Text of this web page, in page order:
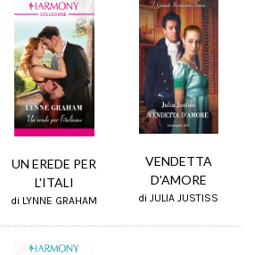
UN EREDE PER
L'ITALI
di LYNNE GRAHAM
VENDETTA
D'AMORE
di JULIA JUSTISS